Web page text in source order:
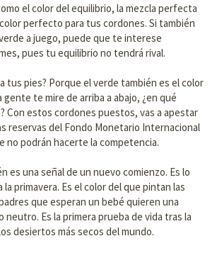
el color del equilibrio, la mezcla perfecta
perfecto para tus cordones. Si también
a juego, puede que te interese
pues tu equilibrio no tendrá rival.
tus pies? Porque el verde también es el color
gente te mire de arriba a abajo, ¿en qué
Con estos cordones puestos, vas a apestar
reservas del Fondo Monetario Internacional
no podrán hacerte la competencia.
es una señal de un nuevo comienzo. Es lo
primavera. Es el color del que pintan las
que esperan un bebé quieren una
neutro. Es la primera prueba de vida tras la
desiertos más secos del mundo.